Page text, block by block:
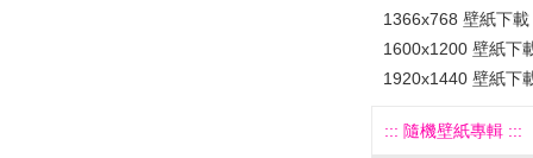
1366x768 壁紙下載
1600x1200 壁紙下
1920x1440 壁紙下
::: 隨機壁紙專輯 :::